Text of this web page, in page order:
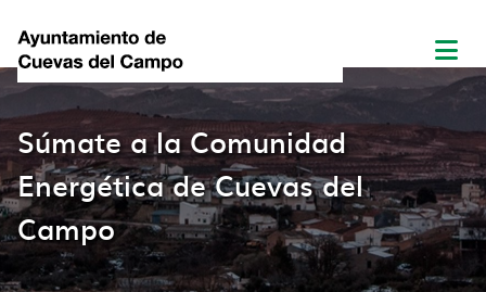
Súmate a la Comunidad
Energética de Cuevas del
Campo